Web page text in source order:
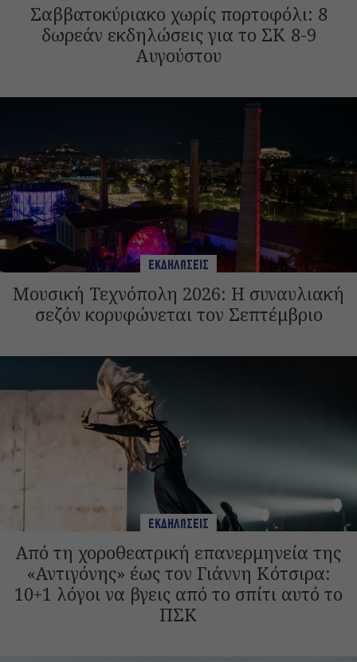
Σαββατοκύριακο χωρίς πορτοφόλι: 8
δωρεάν εκδηλώσεις για το ΣΚ 8-9
Αυγούστου
ΕΚΔΗΛΩΣΕΙΣ
Μουσική Τεχνόπολη 2026: Η συναυλιακή
σεζόν κορυφώνεται τον Σεπτέμβριο
ΕΚΔΗΛΩΣΕΙΣ
Από τη χοροθεατρική επανερμηνεία της
«Αντιγόνης» έως τον Γιάννη Κότσιρα:
10+1 λόγοι να βγεις από το σπίτι αυτό το
ΠΣΚ